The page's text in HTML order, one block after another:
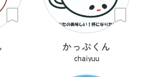
かっぷくん
chaiyuu